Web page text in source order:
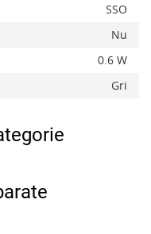
SSO
Nu
0.6 W
Gri